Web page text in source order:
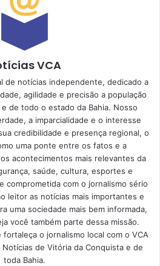
VCA
de notícias independente, dedicado a
agilidade e precisão a população
de todo o estado da Bahia. Nosso
a imparcialidade e o interesse
credibilidade e presença regional, o
uma ponte entre os fatos e a
acontecimentos mais relevantes da
saúde, cultura, esportes e
comprometida com o jornalismo sério
leitor as notícias mais importantes e
uma sociedade mais bem informada,
você também parte dessa missão.
o jornalismo local com o VCA
de Vitória da Conquista e de
toda Bahia.